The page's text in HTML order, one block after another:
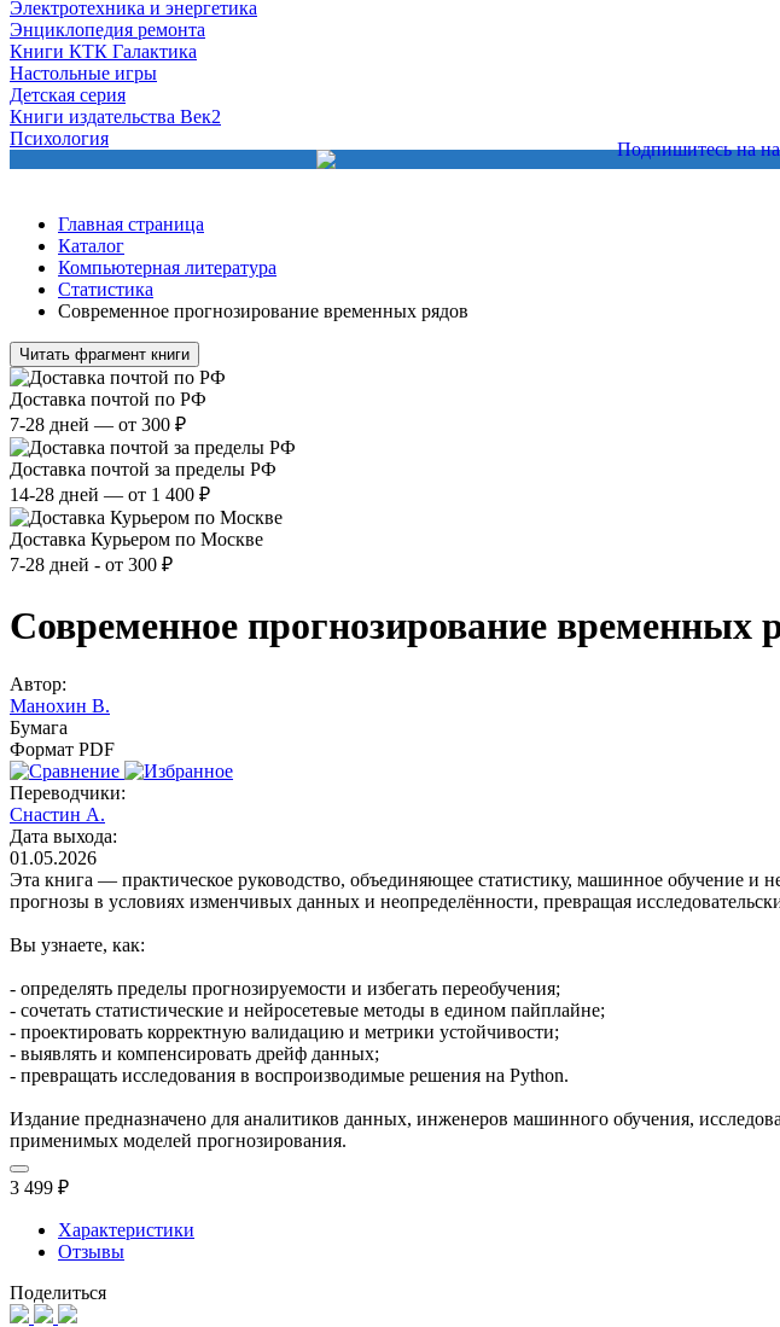
Электротехника и энергетика
Энциклопедия ремонта
Книги КТК Галактика
Настольные игры
Детская серия
Книги издательства Век2
Психология
Главная страница
Каталог
Компьютерная литература
Статистика
Современное прогнозирование временных рядов
Читать фрагмент книги
Доставка почтой по РФ
7-28 дней — от 300 ₽
Доставка почтой за пределы РФ
14-28 дней — от 1 400 ₽
Доставка Курьером по Москве
7-28 дней - от 300 ₽
Современное прогнозирование временных
Автор:
Манохин В.
Бумага
Формат PDF
Переводчики:
Снастин А.
Дата выхода:
01.05.2026
Эта книга — практическое руководство, объединяющее статистику, машинное обучение и
прогнозы в условиях изменчивых данных и неопределённости, превращая
Вы узнаете, как:
- определять пределы прогнозируемости и избегать переобучения;
- сочетать статистические и нейросетевые методы в едином пайплайне;
- проектировать корректную валидацию и метрики устойчивости;
- выявлять и компенсировать дрейф данных;
- превращать исследования в воспроизводимые решения на Python.
Издание предназначено для аналитиков данных, инженеров машинного обучения,
применимых моделей прогнозирования.
3 499 ₽
Характеристики
Отзывы
Поделиться